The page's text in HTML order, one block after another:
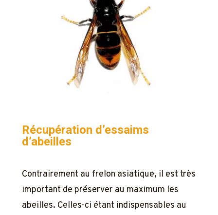
Récupération d’essaims
d’abeilles
Contrairement au frelon asiatique, il est très
important de préserver au maximum les
abeilles. Celles-ci étant indispensables au